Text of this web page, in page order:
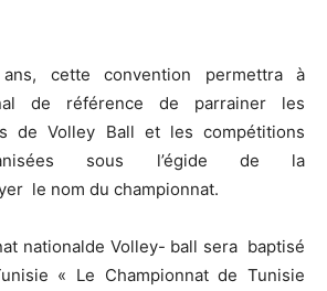
cette convention permettra à
de référence de parrainer les
de Volley Ball et les compétitions
sous l’égide de la
le nom du championnat.
nationalde Volley- ball sera baptisé
« Le Championnat de Tunisie